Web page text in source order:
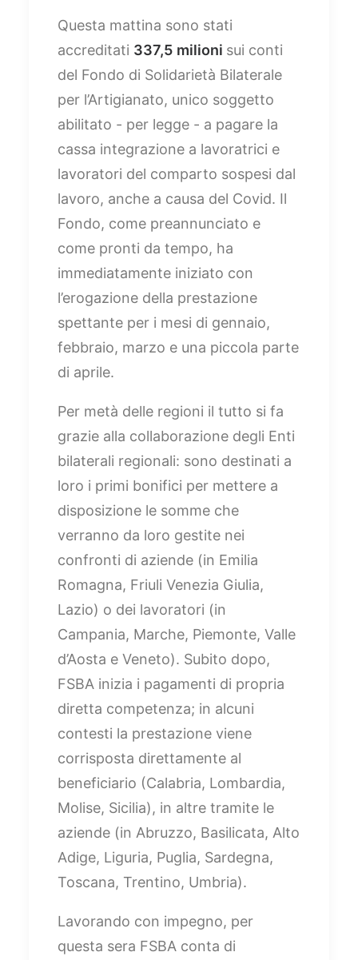
Questa mattina sono stati
accreditati 337,5 milioni sui conti
del Fondo di Solidarietà Bilaterale
per l’Artigianato, unico soggetto
abilitato - per legge - a pagare la
cassa integrazione a lavoratrici e
lavoratori del comparto sospesi dal
lavoro, anche a causa del Covid. Il
Fondo, come preannunciato e
come pronti da tempo, ha
immediatamente iniziato con
l’erogazione della prestazione
spettante per i mesi di gennaio,
febbraio, marzo e una piccola parte
di aprile.
Per metà delle regioni il tutto si fa
grazie alla collaborazione degli Enti
bilaterali regionali: sono destinati a
loro i primi bonifici per mettere a
disposizione le somme che
verranno da loro gestite nei
confronti di aziende (in Emilia
Romagna, Friuli Venezia Giulia,
Lazio) o dei lavoratori (in
Campania, Marche, Piemonte, Valle
d’Aosta e Veneto). Subito dopo,
FSBA inizia i pagamenti di propria
diretta competenza; in alcuni
contesti la prestazione viene
corrisposta direttamente al
beneficiario (Calabria, Lombardia,
Molise, Sicilia), in altre tramite le
aziende (in Abruzzo, Basilicata, Alto
Adige, Liguria, Puglia, Sardegna,
Toscana, Trentino, Umbria).
Lavorando con impegno, per
questa sera FSBA conta di